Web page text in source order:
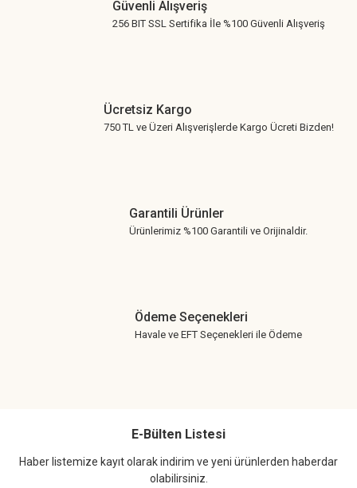
Güvenli Alışveriş
256 BIT SSL Sertifika İle %100 Güvenli Alışveriş
Ücretsiz Kargo
750 TL ve Üzeri Alışverişlerde Kargo Ücreti Bizden!
Garantili Ürünler
Ürünlerimiz %100 Garantili ve Orijinaldir.
Ödeme Seçenekleri
Havale ve EFT Seçenekleri ile Ödeme
E-Bülten Listesi
Haber listemize kayıt olarak indirim ve yeni ürünlerden haberdar
olabilirsiniz.